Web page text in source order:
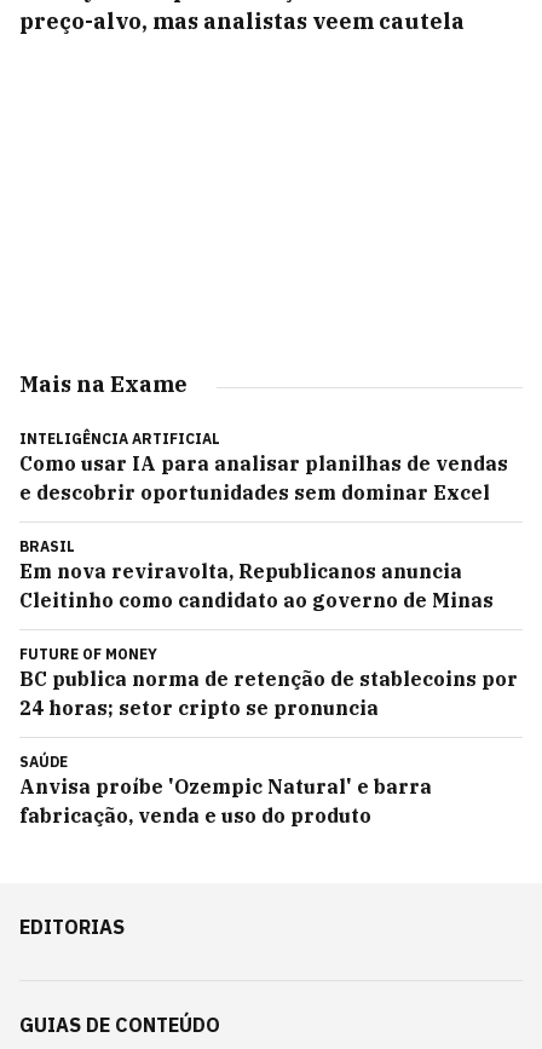
preço-alvo, mas analistas veem cautela
Mais na Exame
INTELIGÊNCIA ARTIFICIAL
Como usar IA para analisar planilhas de vendas
e descobrir oportunidades sem dominar Excel
BRASIL
Em nova reviravolta, Republicanos anuncia
Cleitinho como candidato ao governo de Minas
FUTURE OF MONEY
BC publica norma de retenção de stablecoins por
24 horas; setor cripto se pronuncia
SAÚDE
Anvisa proíbe 'Ozempic Natural' e barra
fabricação, venda e uso do produto
EDITORIAS
GUIAS DE CONTEÚDO